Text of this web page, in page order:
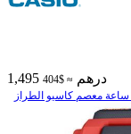
1,495 درهم ≈ $404